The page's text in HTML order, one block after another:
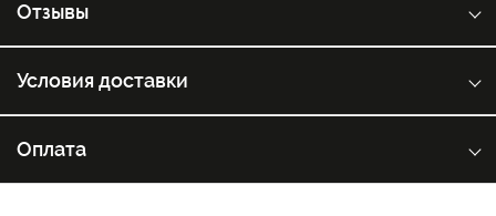
Отзывы
Условия доставки
Оплата